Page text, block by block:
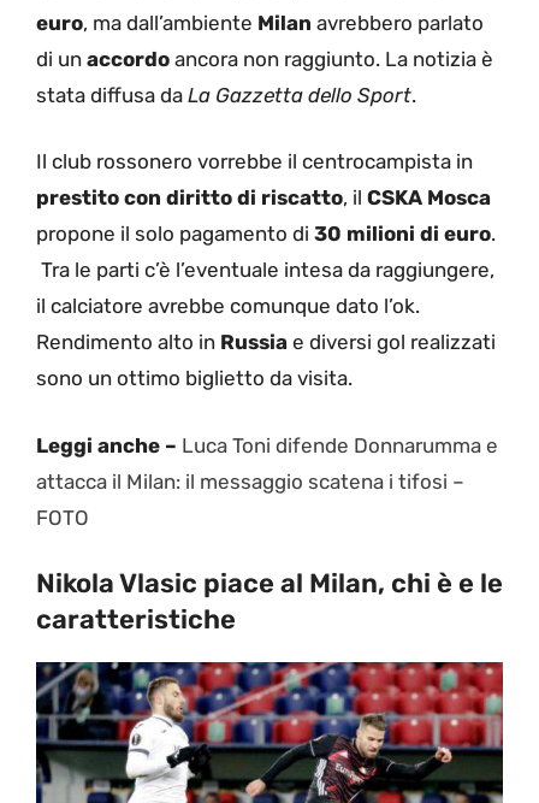
euro, ma dall’ambiente Milan avrebbero parlato
di un accordo ancora non raggiunto. La notizia è
stata diffusa da La Gazzetta dello Sport.
Il club rossonero vorrebbe il centrocampista in
prestito con diritto di riscatto, il CSKA Mosca
propone il solo pagamento di 30 milioni di euro.
Tra le parti c’è l’eventuale intesa da raggiungere,
il calciatore avrebbe comunque dato l’ok.
Rendimento alto in Russia e diversi gol realizzati
sono un ottimo biglietto da visita.
Leggi anche – Luca Toni difende Donnarumma e
attacca il Milan: il messaggio scatena i tifosi –
FOTO
Nikola Vlasic piace al Milan, chi è e le
caratteristiche